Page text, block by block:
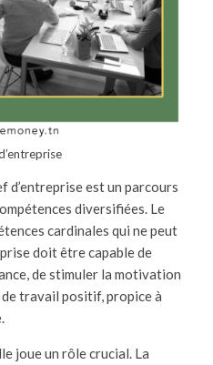
d’entreprise est un parcours
diversifiées. Le
cardinales qui ne peut
doit être capable de
de stimuler la motivation
travail positif, propice à
joue un rôle crucial. La